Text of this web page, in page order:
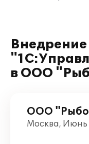
в ООО
ООО
Москва, Июнь